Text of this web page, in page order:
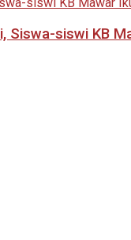
Siswa-siswi KB